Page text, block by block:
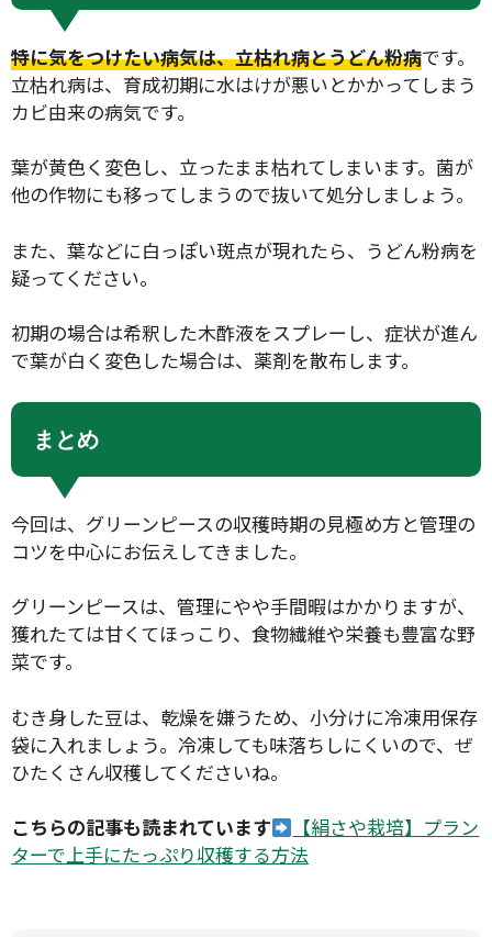
特に気をつけたい病気は、立枯れ病とうどん粉病です。
立枯れ病は、育成初期に水はけが悪いとかかってしまう
カビ由来の病気です。
葉が黄色く変色し、立ったまま枯れてしまいます。菌が
他の作物にも移ってしまうので抜いて処分しましょう。
また、葉などに白っぽい斑点が現れたら、うどん粉病を
疑ってください。
初期の場合は希釈した木酢液をスプレーし、症状が進ん
で葉が白く変色した場合は、薬剤を散布します。
まとめ
今回は、グリーンピースの収穫時期の見極め方と管理の
コツを中心にお伝えしてきました。
グリーンピースは、管理にやや手間暇はかかりますが、
獲れたては甘くてほっこり、食物繊維や栄養も豊富な野
菜です。
むき身した豆は、乾燥を嫌うため、小分けに冷凍用保存
袋に入れましょう。冷凍しても味落ちしにくいので、ぜ
ひたくさん収穫してくださいね。
こちらの記事も読まれています
【絹さや栽培】プラン
ターで上手にたっぷり収穫する方法